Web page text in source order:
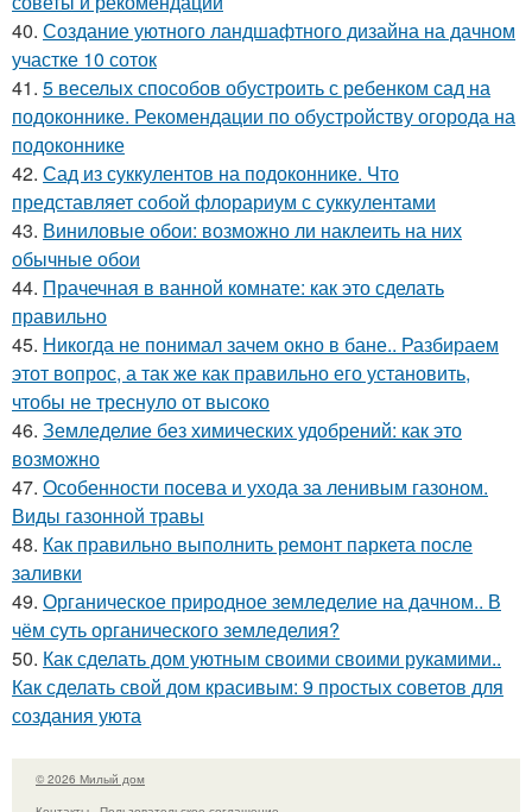
40. Создание уютного ландшафтного дизайна на дачном
участке 10 соток
41. 5 веселых способов обустроить с ребенком сад на
подоконнике. Рекомендации по обустройству огорода на
подоконнике
42. Сад из суккулентов на подоконнике. Что
представляет собой флорариум с суккулентами
43. Виниловые обои: возможно ли наклеить на них
обычные обои
44. Прачечная в ванной комнате: как это сделать
правильно
45. Никогда не понимал зачем окно в бане.. Разбираем
этот вопрос, а так же как правильно его установить,
чтобы не треснуло от высоко
46. Земледелие без химических удобрений: как это
возможно
47. Особенности посева и ухода за ленивым газоном.
Виды газонной травы
48. Как правильно выполнить ремонт паркета после
заливки
49. Органическое природное земледелие на дачном.. В
чём суть органического земледелия?
50. Как сделать дом уютным своими своими рукамими..
Как сделать свой дом красивым: 9 простых советов для
создания уюта
© 2026 Милый дом